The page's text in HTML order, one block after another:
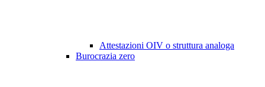
Attestazioni OIV o struttura analoga
Burocrazia zero